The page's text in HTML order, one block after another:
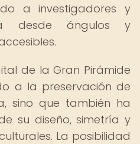
a investigadores y
desde ángulos y
de la Gran Pirámide
a la preservación de
sino que también ha
su diseño, simetría y
La posibilidad